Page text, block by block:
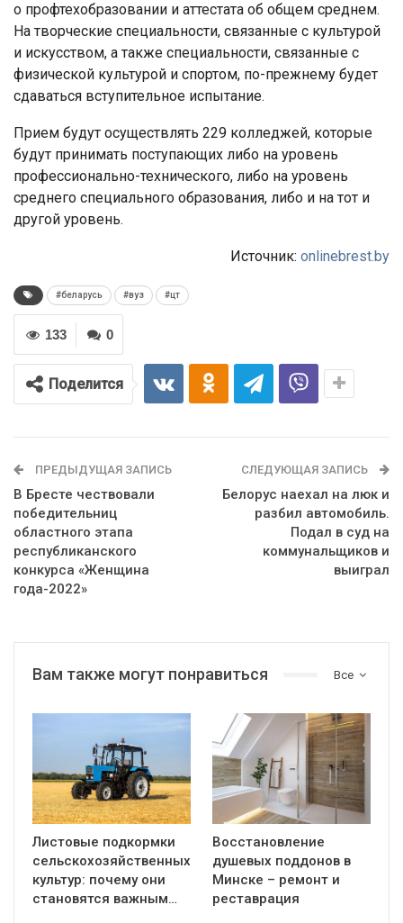
о профтехобразовании и аттестата об общем среднем.
На творческие специальности, связанные с культурой
и искусством, а также специальности, связанные с
физической культурой и спортом, по-прежнему будет
сдаваться вступительное испытание.
Прием будут осуществлять 229 колледжей, которые
будут принимать поступающих либо на уровень
профессионально-технического, либо на уровень
среднего специального образования, либо и на тот и
другой уровень.
Источник: onlinebrest.by
#беларусь #вуз #цт
0
133
Поделится
ПРЕДЫДУЩАЯ ЗАПИСЬ
В Бресте чествовали
победительниц
областного этапа
республиканского
конкурса «Женщина
года-2022»
СЛЕДУЮЩАЯ ЗАПИСЬ
Белорус наехал на люк и
разбил автомобиль.
Подал в суд на
коммунальщиков и
выиграл
Все
Вам также могут понравиться
Листовые подкормки
сельскохозяйственных
культур: почему они
становятся важным…
Восстановление
душевых поддонов в
Минске – ремонт и
реставрация